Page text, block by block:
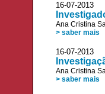
16-07-2013
Ana Cristina
> saber mais
16-07-
Ana Cristina
> saber mais